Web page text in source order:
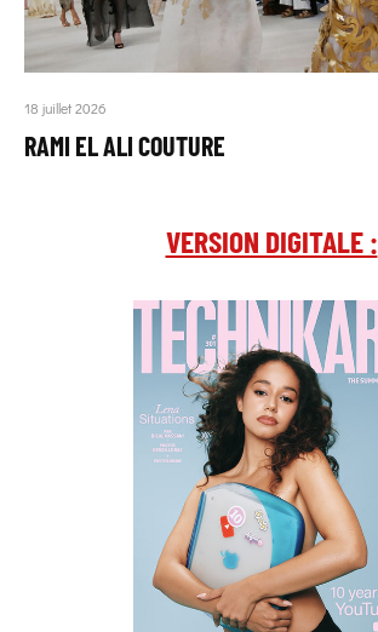
18 juillet 2026
RAMI EL ALI COUTURE
VERSION DIGITALE :